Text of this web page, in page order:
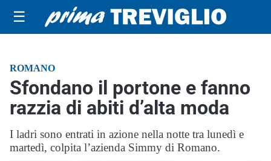
☰
ROMANO
Sfondano il portone e fanno
razzia di abiti d’alta moda
I ladri sono entrati in azione nella notte tra lunedì e
martedì, colpita l’azienda Simmy di Romano.